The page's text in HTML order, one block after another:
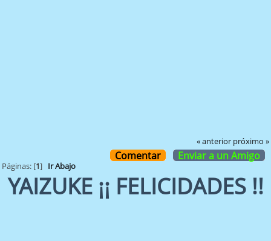
« anterior próximo »
Comentar Enviar a un Amigo
Páginas: [1] Ir Abajo
YAIZUKE ¡¡ FELICIDADES !!